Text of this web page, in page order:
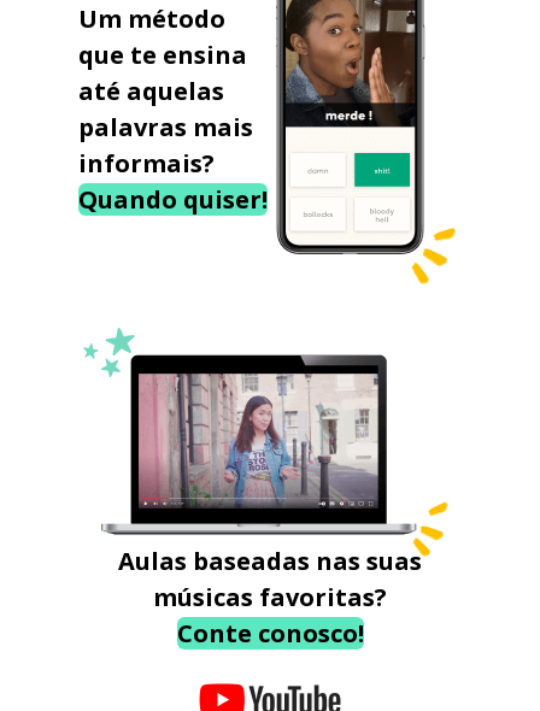
Um método
que te ensina
até aquelas
palavras mais
informais?
Quando quiser!
Aulas baseadas nas suas
músicas favoritas?
Conte conosco!